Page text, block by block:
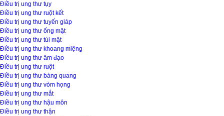
Điều trị ung thư tụy
Điều trị ung thư ruột kết
Điều trị ung thư tuyến giáp
Điều trị ung thư ống mật
Điều trị ung thư túi mật
Điều trị ung thư khoang miệng
Điều trị ung thư âm đạo
Điều trị ung thư ruột
Điều trị ung thư bàng quang
Điều trị ung thư vòm họng
Điều trị ung thư mắt
Điều trị ung thư hậu môn
Điều trị ung thư thận